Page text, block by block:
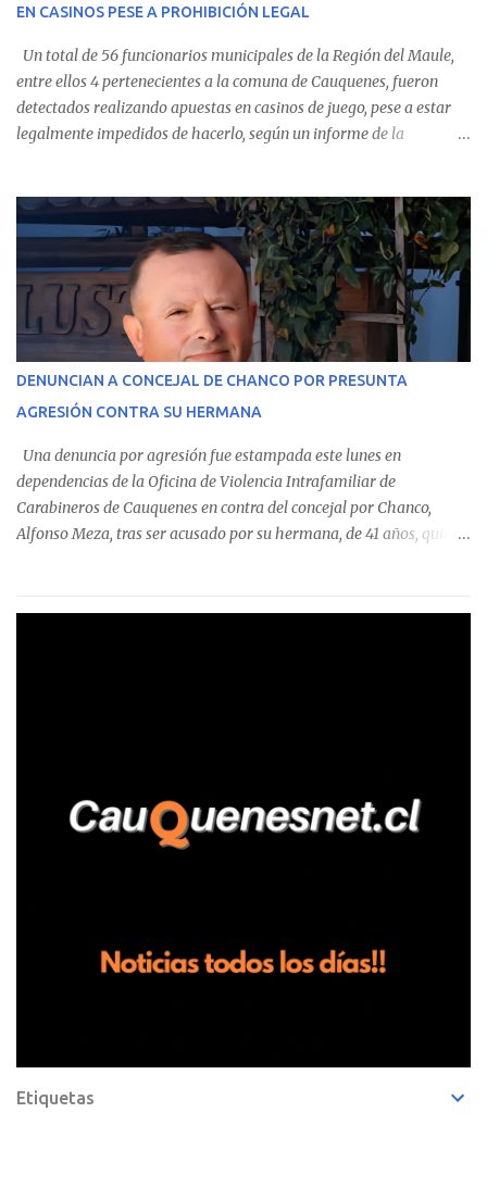
evolución favorable. No obstante, alrededo...
EN CASINOS PESE A PROHIBICIÓN LEGAL
Un total de 56 funcionarios municipales de la Región del Maule,
entre ellos 4 pertenecientes a la comuna de Cauquenes, fueron
detectados realizando apuestas en casinos de juego, pese a estar
legalmente impedidos de hacerlo, según un informe de la
estableció que estos funcionarios —quienes administran o
custodian fondos públicos— efectuaron transacciones por un
monto total de $116.075.918 entre enero de 2024 y junio de 2025.
En el detalle regional, se indica que en la comuna de Cauquenes se
identificó a cuatro funcionarios involucrados en este tipo de
operaciones. Asimismo, se precisa que uno de los casos
corresponde a un funcionario de la Municipalidad de Chanco,
detectaron incumplimientos a la normativa vigente. El informe
precisa que la mayor cantidad de dinero apostado se registró en
Talca, donde...
DENUNCIAN A CONCEJAL DE CHANCO POR PRESUNTA
AGRESIÓN CONTRA SU HERMANA
Una denuncia por agresión fue estampada este lunes en
dependencias de la Oficina de Violencia Intrafamiliar de
Carabineros de Cauquenes en contra del concejal por Chanco,
Alfonso Meza, tras ser acusado por su hermana, de 41 años, quien
relató que los hechos ocurrieron cerca de las 11:30 horas en el
trabajadores, el edil descendió del vehículo y, en medio de la
confrontación, la habría tomado de los hombros, empujado al
suelo y agredido con golpes de pies y manos, mientr...
Etiquetas